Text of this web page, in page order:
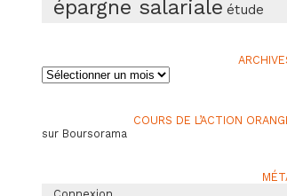
épargne salariale étude
Archives
COURS DE L’ACTION
sur Boursorama